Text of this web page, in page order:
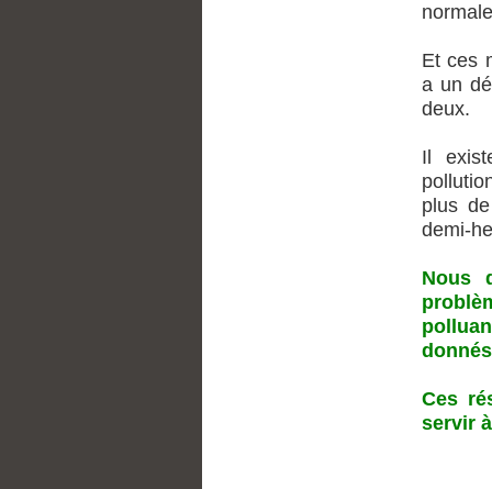
Et ces
a un
deux.
Il
plus
demi-
Nous
Ces
servir